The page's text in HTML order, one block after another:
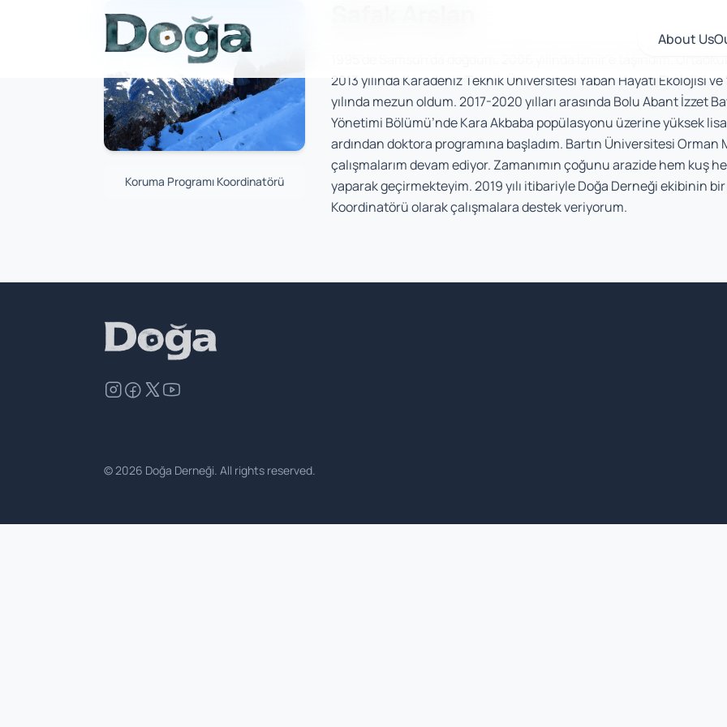
About Us
Koruma Programı Koordinatörü
2013 yılında Karadeniz Teknik Üniversitesi Yaban Hayatı Ekolojisi
yılında mezun oldum. 2017-2020 yılları arasında Bolu Abant İzzet
Yönetimi Bölümü’nde Kara Akbaba popülasyonu üzerine yüksek
ardından doktora programına başladım. Bartın Üniversitesi
çalışmalarım devam ediyor. Zamanımın çoğunu arazide hem kuş
yaparak geçirmekteyim. 2019 yılı itibariyle Doğa Derneği ekibinin
Koordinatörü olarak çalışmalara destek veriyorum.
© 2026 Doğa Derneği. All rights reserved.